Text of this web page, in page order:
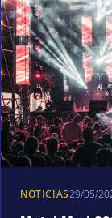
NOTICIAS29/05/